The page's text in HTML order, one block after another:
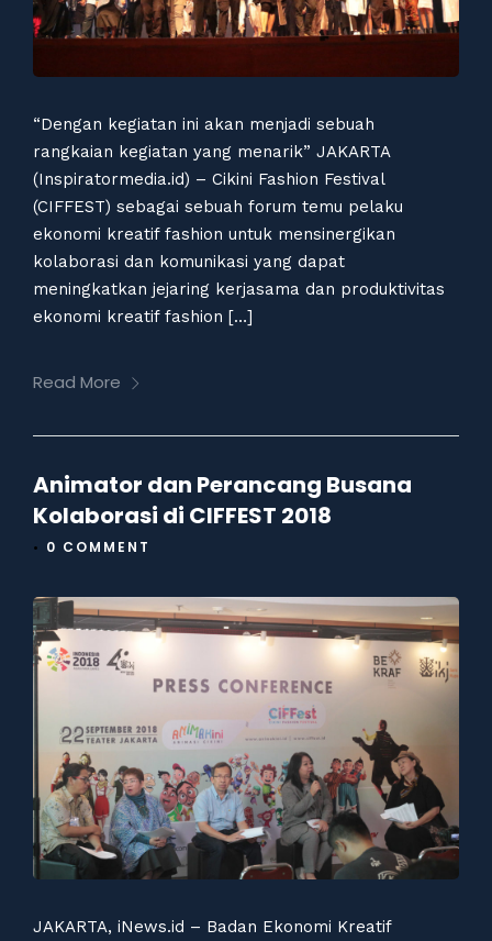
“Dengan kegiatan ini akan menjadi sebuah
rangkaian kegiatan yang menarik” JAKARTA
(Inspiratormedia.id) – Cikini Fashion Festival
(CIFFEST) sebagai sebuah forum temu pelaku
ekonomi kreatif fashion untuk mensinergikan
kolaborasi dan komunikasi yang dapat
meningkatkan jejaring kerjasama dan produktivitas
ekonomi kreatif fashion […]
Read More
Animator dan Perancang Busana
Kolaborasi di CIFFEST 2018
• 0 COMMENT
JAKARTA, iNews.id – Badan Ekonomi Kreatif